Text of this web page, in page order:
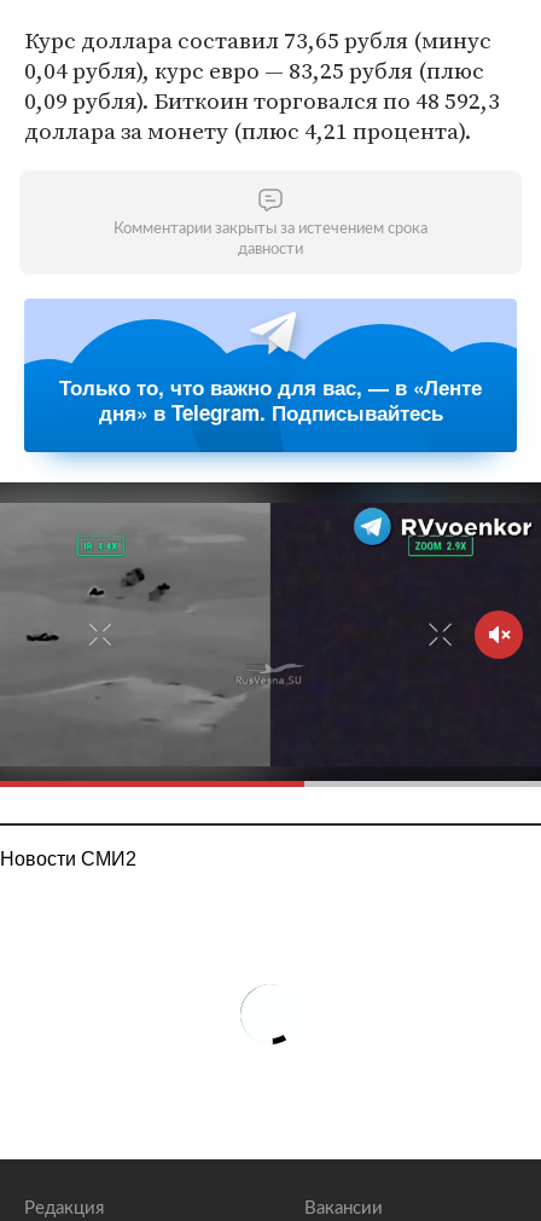
Курс доллара составил 73,65 рубля (минус
0,04 рубля), курс евро — 83,25 рубля (плюс
0,09 рубля). Биткоин торговался по 48 592,3
доллара за монету (плюс 4,21 процента).
Комментарии закрыты за истечением срока
давности
Только то, что важно для вас, — в «Ленте
дня» в Telegram. Подписывайтесь
Новости СМИ2
Редакция Вакансии